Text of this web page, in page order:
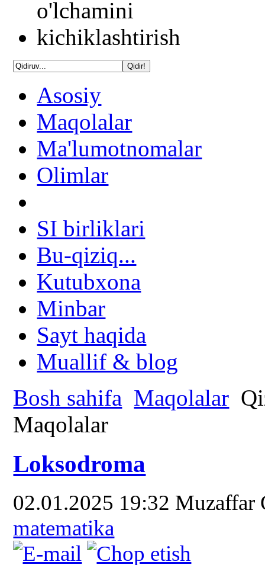
Asosiy
Maqolalar
Ma'lumotnomalar
Olimlar
SI birliklari
Bu-qiziq...
Kutubxona
Minbar
Sayt haqida
Muallif & blog
Bosh sahifa Maqolalar
Maqolalar
Loksodroma
02.01.2025 19:32 Muzaffar
matematika